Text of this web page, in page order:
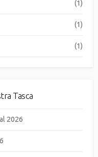
(1)
(1)
(1)
Tasca
2026